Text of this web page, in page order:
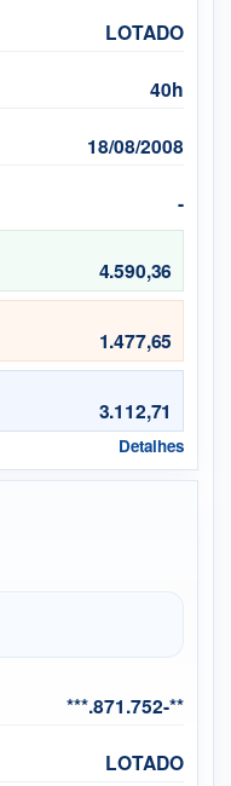
LOTADO
40h
18/08/2008
-
4.590,36
1.477,65
3.112,71
Detalhes
***.871.752-**
LOTADO